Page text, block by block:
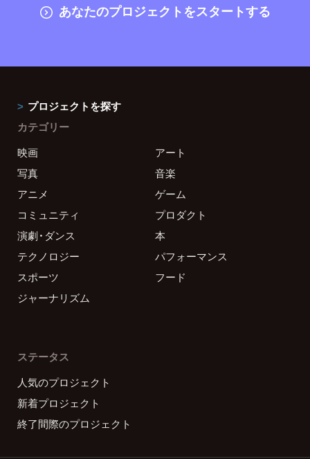
あなたのプロジェクトをスタートする
プロジェクトを探す
カテゴリー
映画
アート
写真
音楽
アニメ
ゲーム
コミュニティ
プロダクト
演劇・ダンス
本
テクノロジー
パフォーマンス
スポーツ
フード
ジャーナリズム
ステータス
人気のプロジェクト
新着プロジェクト
終了間際のプロジェクト